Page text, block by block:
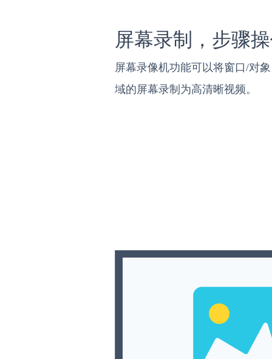
屏幕录制，步骤
屏幕录像机功能可以将窗口/对
域的屏幕录制为高清晰视频。